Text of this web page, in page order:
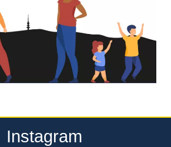
Instagram